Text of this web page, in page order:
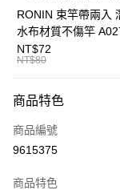
臺灣中小企業銀行
匯豐（台灣）商業銀
聯邦商業銀行
元大商業銀行
台灣樂天信用卡公司
大哥付你分期
相關說明
2.付款方式選擇「大哥
成交易。
4.訂單成立30分鐘內，
法說明評估內容。
相關說明
AFTEE先享後付是「在
便利好安心！
２．便利：只要手機號
ATM付款
RONIN 束竿帶兩入
水布材質不傷竿
NT$72
NT$80
商品特色
商品編號
9615375
商品特色